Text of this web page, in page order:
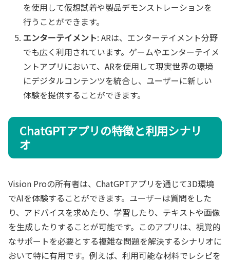
を使用して仮想試着や製品デモンストレーションを
行うことができます。
エンターテイメント: ARは、エンターテイメント分野
でも広く利用されています。ゲームやエンターテイメ
ントアプリにおいて、ARを使用して現実世界の環境
にデジタルコンテンツを統合し、ユーザーに新しい
体験を提供することができます。
ChatGPTアプリの特徴と利用シナリ
オ
Vision Proの所有者は、ChatGPTアプリを通じて3D環境
でAIを体験することができます。ユーザーは質問をした
り、アドバイスを求めたり、学習したり、テキストや画像
を生成したりすることが可能です。このアプリは、視覚的
なサポートを必要とする複雑な問題を解決するシナリオに
おいて特に有用です。例えば、利用可能な材料でレシピを